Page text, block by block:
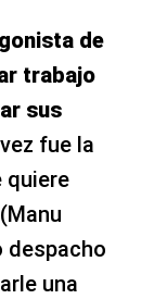
de
trabajo
sus
fue la
quiere
despacho
una